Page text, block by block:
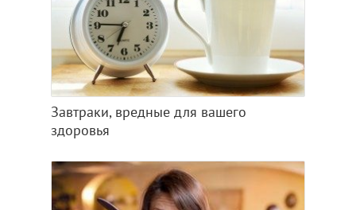
Завтраки, вредные для вашего
здоровья